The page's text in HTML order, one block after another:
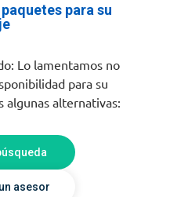
paquetes para su
Lo lamentamos no
para su
algunas alternativas:
asesor